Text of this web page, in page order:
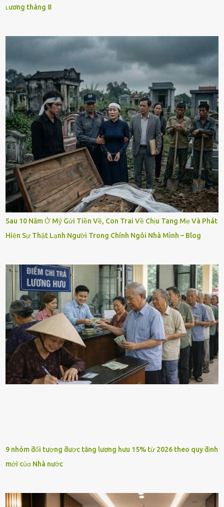
ʟương tháng 8
Sau 10 Năm Ở Mỹ Gửi Tiền Về, Con Trai Về Chịu Tang Mẹ Và Phát
Hiện Sự Thật Lạnh Người Trong Chính Ngôi Nhà Mình – Blog
9 nhóm ƌối tượng ƌược tăng lương hưu 15% từ 2026 theo quy ƌịnh
mới củɑ Nhà nước